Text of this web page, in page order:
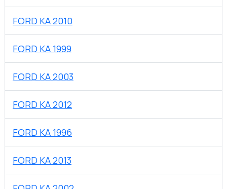
FORD KA 2010
FORD KA 1999
FORD KA 2003
FORD KA 2012
FORD KA 1996
FORD KA 2013